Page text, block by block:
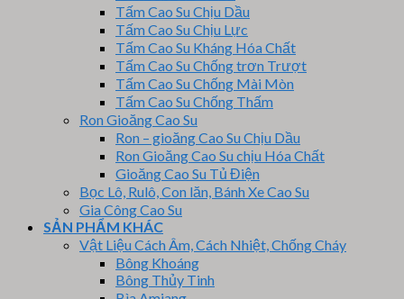
Tấm Cao Su Chịu Dầu
Tấm Cao Su Chịu Lực
Tấm Cao Su Kháng Hóa Chất
Tấm Cao Su Chống trơn Trượt
Tấm Cao Su Chống Mài Mòn
Tấm Cao Su Chống Thấm
Ron Gioăng Cao Su
Ron – gioăng Cao Su Chịu Dầu
Ron Gioăng Cao Su chịu Hóa Chất
Gioăng Cao Su Tủ Điện
Bọc Lô, Rulô, Con lăn, Bánh Xe Cao Su
Gia Công Cao Su
SẢN PHẨM KHÁC
Vật Liệu Cách Âm, Cách Nhiệt, Chống Cháy
Bông Khoáng
Bông Thủy Tinh